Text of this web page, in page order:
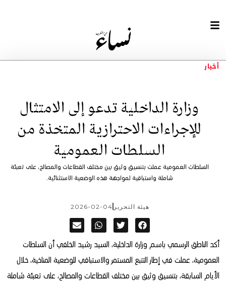
أخبار
وزارة الداخلية تدعو إلى الامتثال
للإجراءات الاحترازية المتخذة من
السلطات العمومية
السلطات العمومية عملت بتنسيق وثيق بين مختلف القطاعات والمصالح، على تعبئة
شاملة واستباقية لمواجهة هذه الوضعية الاستثنائية.
هيئة التحرير 2026-02-04
أكد الناطق الرسمي باسم وزارة الداخلية، السيد رشيد الخلفي أن السلطات
العمومية، عملت في إطار التتبع المستمر والاستباقي للوضعية المناخية، خلال
الأيام السابقة، بتنسيق وثيق بين مختلف القطاعات والمصالح، على تعبئة شاملة